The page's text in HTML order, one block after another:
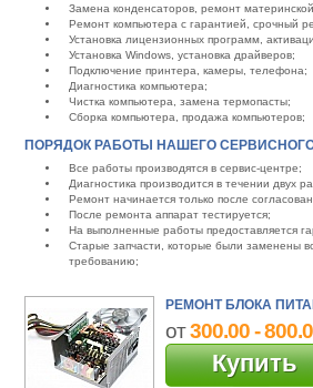
Замена конденсаторов, ремонт
Ремонт компьютера с гарантией, срочный
Установка лицензионных программ,
Установка Windows, установка драйверов;
Подключение принтера, камеры, телефона;
Диагностика компьютера;
Чистка компьютера, замена термопасты;
Сборка компьютера, продажа компьютеров;
ПОРЯДОК РАБОТЫ НАШЕГО
Все работы производятся в сервис-центре;
Диагностика производится в течении двух
Ремонт начинается только после
После ремонта аппарат тестируется;
На выполненные работы предоставляется
Старые запчасти, которые были заменены
требованию;
РЕМОНТ БЛОКА
от300.00 -
Купить